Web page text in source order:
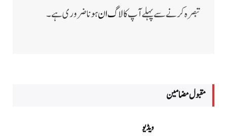
تبصرہ کرنے سے پہلے آپ کالاگ انہونا ضروری ہے۔
مقبول مضامين
ویڈیو